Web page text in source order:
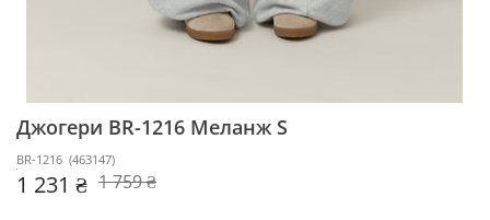
Джогери BR-1216 Меланж S
BR-1216 (463147)
1 231 ₴ 1 759 ₴